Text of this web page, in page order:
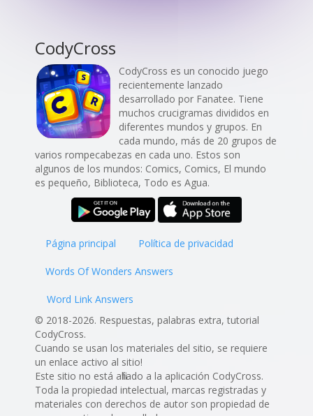
CodyCross
CodyCross es un conocido juego
recientemente lanzado
desarrollado por Fanatee. Tiene
muchos crucigramas divididos en
diferentes mundos y grupos. En
cada mundo, más de 20 grupos de
varios rompecabezas en cada uno. Estos son
algunos de los mundos: Comics, Comics, El mundo
es pequeño, Biblioteca, Todo es Agua.
Página principal Política de privacidad
Words Of Wonders Answers
Word Link Answers
© 2018-2026. Respuestas, palabras extra, tutorial
CodyCross.
Cuando se usan los materiales del sitio, se requiere
un enlace activo al sitio!
Este sitio no está afiliado a la aplicación CodyCross.
Toda la propiedad intelectual, marcas registradas y
materiales con derechos de autor son propiedad de